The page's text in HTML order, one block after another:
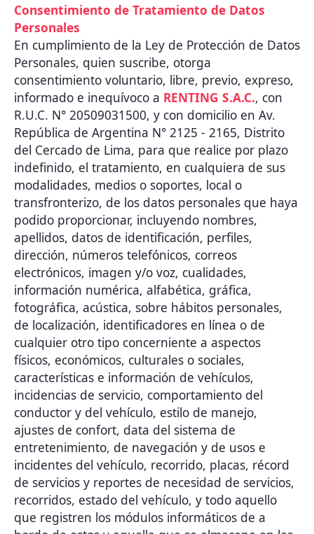
Consentimiento de Tratamiento de Datos
Personales
En cumplimiento de la Ley de Protección de Datos
Personales, quien suscribe, otorga
consentimiento voluntario, libre, previo, expreso,
informado e inequívoco a RENTING S.A.C., con
R.U.C. N° 20509031500, y con domicilio en Av.
República de Argentina N° 2125 - 2165, Distrito
del Cercado de Lima, para que realice por plazo
indefinido, el tratamiento, en cualquiera de sus
modalidades, medios o soportes, local o
transfronterizo, de los datos personales que haya
podido proporcionar, incluyendo nombres,
apellidos, datos de identificación, perfiles,
dirección, números telefónicos, correos
electrónicos, imagen y/o voz, cualidades,
información numérica, alfabética, gráfica,
fotográfica, acústica, sobre hábitos personales,
de localización, identificadores en línea o de
cualquier otro tipo concerniente a aspectos
físicos, económicos, culturales o sociales,
características e información de vehículos,
incidencias de servicio, comportamiento del
conductor y del vehículo, estilo de manejo,
ajustes de confort, data del sistema de
entretenimiento, de navegación y de usos e
incidentes del vehículo, recorrido, placas, récord
de servicios y reportes de necesidad de servicios,
recorridos, estado del vehículo, y todo aquello
que registren los módulos informáticos de a